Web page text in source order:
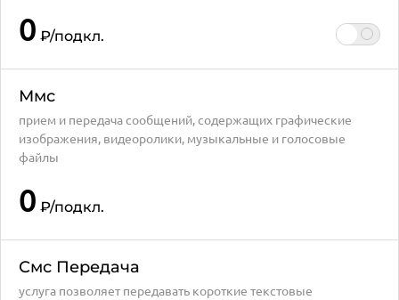
0 ₽/подкл.
Ммс
прием и передача сообщений, содержащих графические
изображения, видеоролики, музыкальные и голосовые
файлы
0 ₽/подкл.
Смс Передача
услуга позволяет передавать короткие текстовые